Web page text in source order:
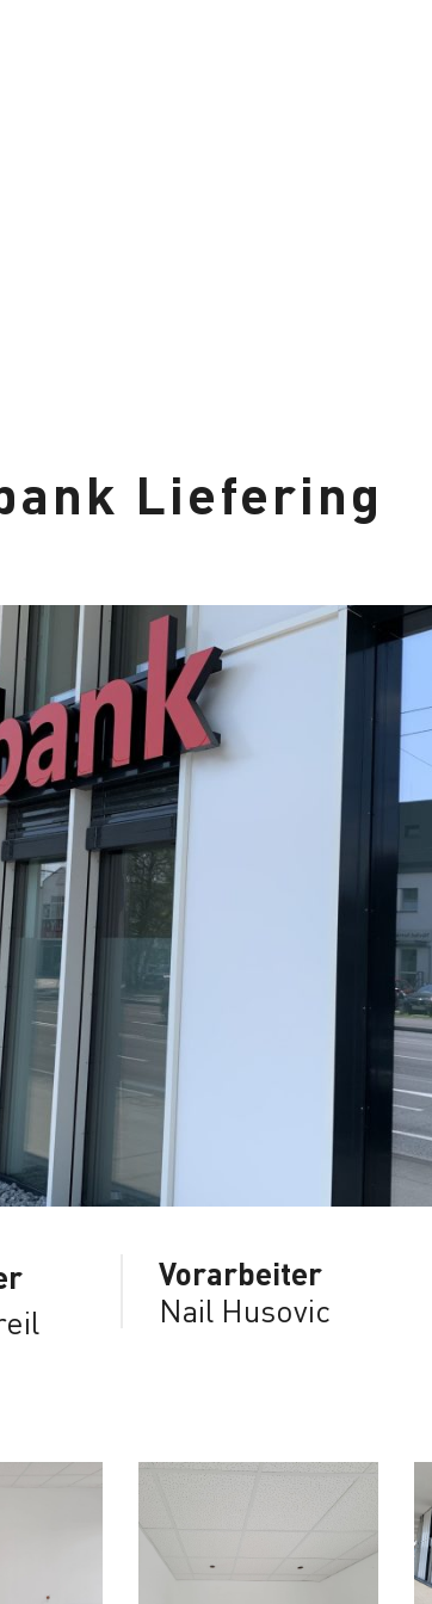
Liefering
Vorarbeiter
Nail Husovic